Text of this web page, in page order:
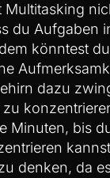
du Aufgaben
könntest
dazu
Minuten, bis
denken, da